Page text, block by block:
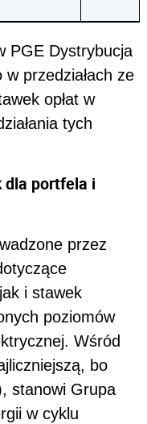
PGE Dystrybucja
przedziałach ze
opłat w
tych
dla portfela i
przez
i stawek
poziomów
Wśród
bo
stanowi Grupa
w cyklu